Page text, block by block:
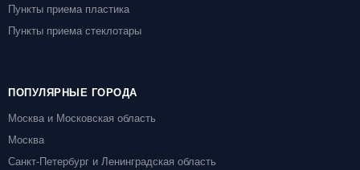
Пункты приема пластика
Пункты приема стеклотары
ПОПУЛЯРНЫЕ ГОРОДА
Москва и Московская область
Москва
Санкт-Петербург и Ленинградская область